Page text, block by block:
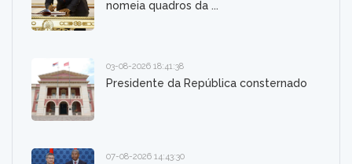
nomeia quadros da ...
03-08-2026 18:41:38
Presidente da República consternado
07-08-2026 14:43:30